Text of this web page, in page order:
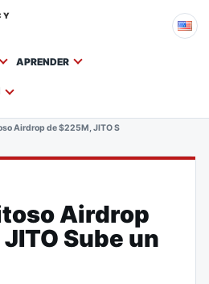
APRENDER
Airdrop de $225M, JITO Sube un 70%
Airdrop
Sube un